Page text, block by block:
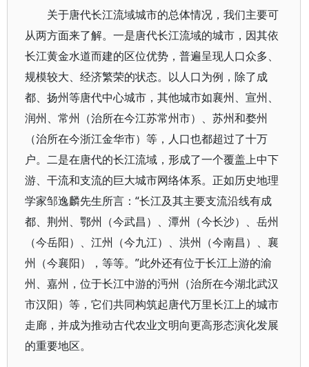
关于唐代长江流域城市的总体情况，我们主要可
从两方面来了解。一是唐代长江流域的城市，因其依
长江黄金水道而建的区位优势，普遍呈现人口众多、
规模较大、经济繁荣的状态。以人口为例，除了成
都、扬州等唐代中心城市，其他城市如襄州、宣州、
润州、常州（治所在今江苏常州市）、苏州和婺州
（治所在今浙江金华市）等，人口也都超过了十万
户。二是在唐代的长江流域，形成了一个覆盖上中下
游、干流和支流的巨大城市网络体系。正如历史地理
学家邹逸麟先生所言：“长江及其主要支流沿线有成
都、荆州、鄂州（今武昌）、潭州（今长沙）、岳州
（今岳阳）、江州（今九江）、洪州（今南昌）、襄
州（今襄阳），等等。”此外还有位于长江上游的渝
州、嘉州，位于长江中游的沔州（治所在今湖北武汉
市汉阳）等，它们共同构筑起唐代万里长江上的城市
走廊，并成为推动古代农业文明向更高形态演化发展
的重要地区。